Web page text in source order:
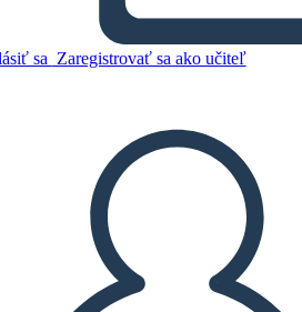
sa Zaregistrovať sa ako učiteľ
STORYBOARD
PREZENTÁCIU
ČÍTAJ MI